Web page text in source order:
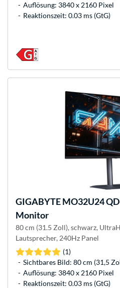
Auflösung: 3840 x 2160 Pixel
Reaktionszeit: 0.03 ms (GtG)
GIGABYTEMO32U24
Monitor
80 cm (31.5 Zoll), schwarz,
Lautsprecher, 240Hz Panel
(1)
Sichtbares Bild: 80 cm (31,5
Auflösung: 3840 x 2160 Pixel
Reaktionszeit: 0.03 ms (GtG)